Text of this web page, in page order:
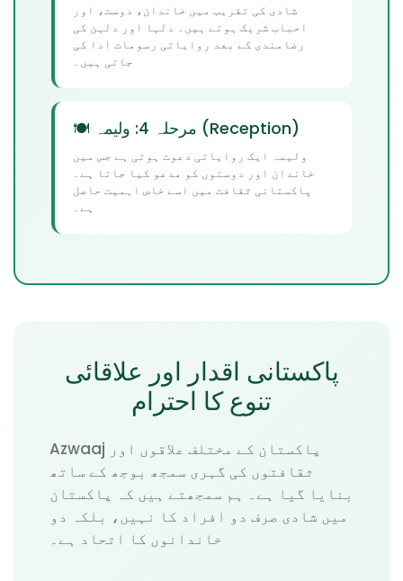
شادی کی تقریب میں خاندان، دوست، اور
احباب شریک ہوتے ہیں۔ دلہا اور دلہن کی
رضامندی کے بعد روایاتی رسومات ادا کی
جاتی ہیں۔
🍽️ مرحلہ 4: ولیمہ (Reception)
ولیمہ ایک روایاتی دعوت ہوتی ہے جس میں
خاندان اور دوستوں کو مدعو کیا جاتا ہے۔
پاکستانی ثقافت میں اسے خاص اہمیت حاصل
ہے۔
پاکستانی اقدار اور علاقائی
تنوع کا احترام
Azwaaj پاکستان کے مختلف علاقوں اور
ثقافتوں کی گہری سمجھ بوجھ کے ساتھ
بنایا گیا ہے۔ ہم سمجھتے ہیں کہ پاکستان
میں شادی صرف دو افراد کا نہیں، بلکہ دو
خاندانوں کا اتحاد ہے۔